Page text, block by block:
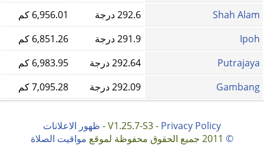
Shah Alam
292.6 درجة
6,956.01 كم
Ipoh
291.9 درجة
6,851.26 كم
Putrajaya
292.64 درجة
6,983.95 كم
Gambang
292.09 درجة 7,095.28 كم
V1.25.7-S3 - Privacy Policy
- ظهور الاعلانات
©
مواقيت الصلاة